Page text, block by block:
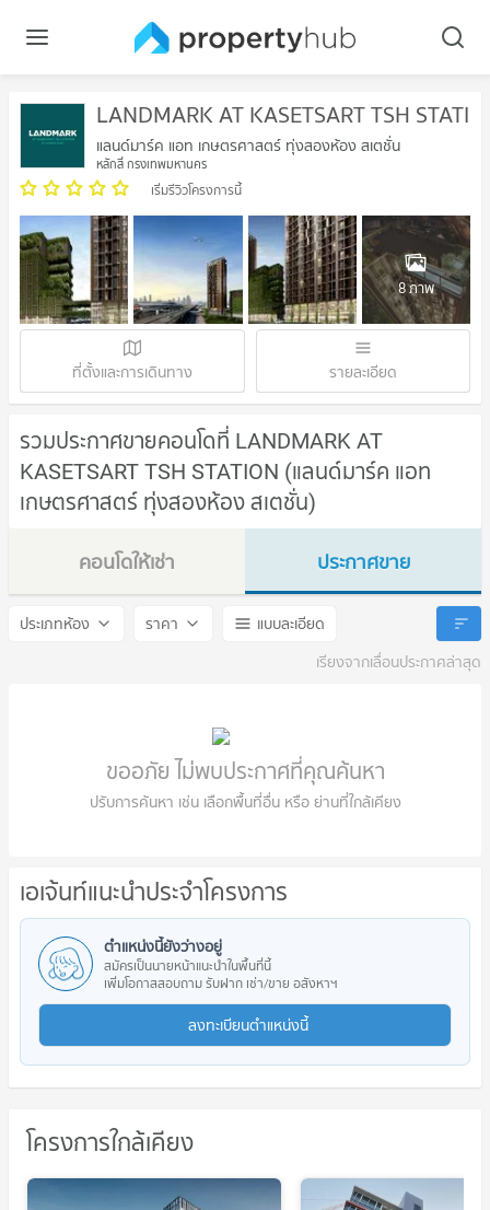
LANDMARK AT KASETSART TSH
แลนด์มาร์ค แอท เกษตรศาสตร์ ทุ่งสองห้อง สเตชั่น
หลักสี่ กรุงเทพมหานคร
เริ่มรีวิวโครงการนี้
8 ภาพ
ที่ตั้งและการเดินทาง รายละเอียด
รวมประกาศขายคอนโดที่ LANDMARK AT
KASETSART TSH STATION (แลนด์มาร์ค แอท
เกษตรศาสตร์ ทุ่งสองห้อง สเตชั่น)
คอนโดให้เช่า
LANDMARK AT KASETSART TSH STATION
ประกาศขาย
LANDMARK AT
ประเภทห้อง ราคา
แบบละเอียด
เรียงจากเลื่อนประกาศล่าสุด
ขออภัย ไม่พบประกาศที่คุณค้นหา
ปรับการค้นหา เช่น เลือกพื้นที่อื่น หรือ ย่านที่ใกล้เคียง
เอเจ้นท์แนะนำประจำโครงการ
ตำแหน่งนี้ยังว่างอยู่
สมัครเป็นนายหน้าแนะนำในพื้นที่นี้
เพิ่มโอกาสสอบถาม รับฝาก เช่า/ขาย อสังหาฯ
ลงทะเบียนตำแหน่งนี้
โครงการใกล้เคียง